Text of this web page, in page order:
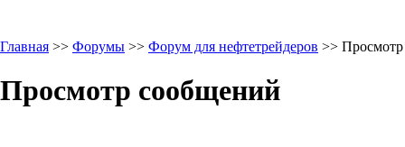
Главная >> Форумы >> Форум для нефтетрейдеров >>
Просмотр сообщений